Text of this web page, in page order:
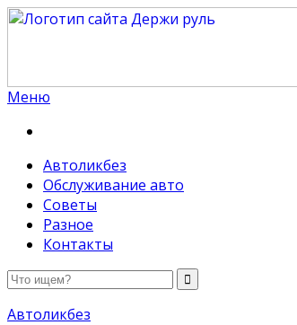
Меню
Автоликбез
Обслуживание авто
Советы
Разное
Контакты
Автоликбез